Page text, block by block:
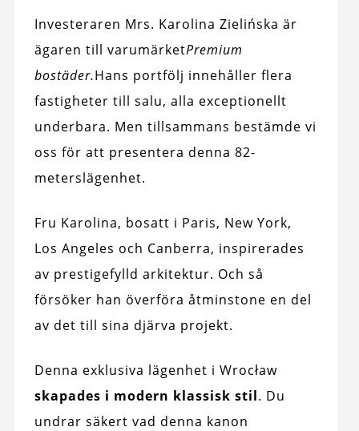
Investeraren Mrs. Karolina Zielińska är
ägaren till varumärketPremium
bostäder.Hans portfölj innehåller flera
fastigheter till salu, alla exceptionellt
underbara. Men tillsammans bestämde vi
oss för att presentera denna 82-
meterslägenhet.
Fru Karolina, bosatt i Paris, New York,
Los Angeles och Canberra, inspirerades
av prestigefylld arkitektur. Och så
försöker han överföra åtminstone en del
av det till sina djärva projekt.
Denna exklusiva lägenhet i Wrocław
skapades i modern klassisk stil. Du
undrar säkert vad denna kanon